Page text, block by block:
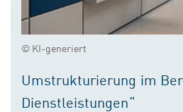
© KI-generiert
Umstrukturierung im
Dienstleistungen“